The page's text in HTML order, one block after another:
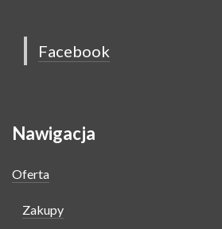
Facebook
Nawigacja
Oferta
Zakupy